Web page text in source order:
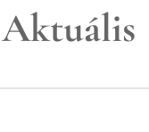
Aktuális